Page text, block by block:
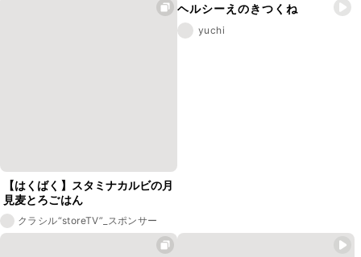
【はくばく】スタミナカルビの月
見麦とろごはん
クラシル“storeTV”_スポンサー
ヘルシーえのきつくね
yuchi